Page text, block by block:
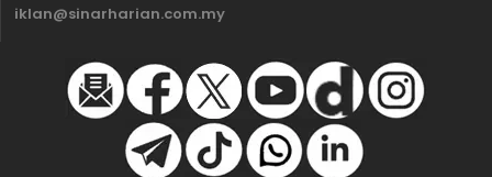
iklan@sinarharian.com.my